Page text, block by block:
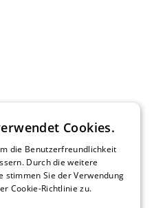
Cookies.
die Benutzerfreundlichkeit
Durch die weitere
stimmen Sie der Verwendung
Cookie-Richtlinie zu.